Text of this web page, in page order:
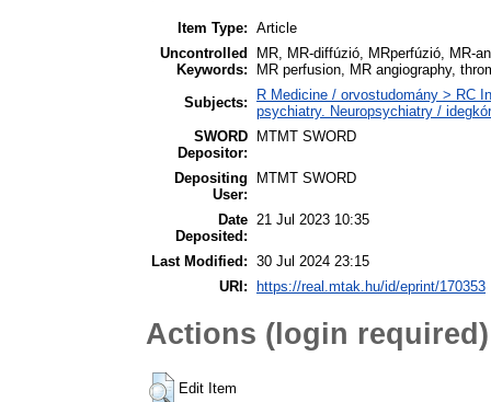
Item Type: Article
Uncontrolled
Keywords:
MR, MR-diffúzió, MRperfúzió, MR-
MR perfusion, MR angiography,
Subjects:
R Medicine / orvostudomány > RC
psychiatry. Neuropsychiatry /
SWORD
Depositor:
MTMT SWORD
Depositing
User:
MTMT SWORD
Date
Deposited:
21 Jul 2023 10:35
Last Modified: 30 Jul 2024 23:15
URI:
https://real.mtak.hu/id/eprint/170353
Actions (login required)
Edit Item